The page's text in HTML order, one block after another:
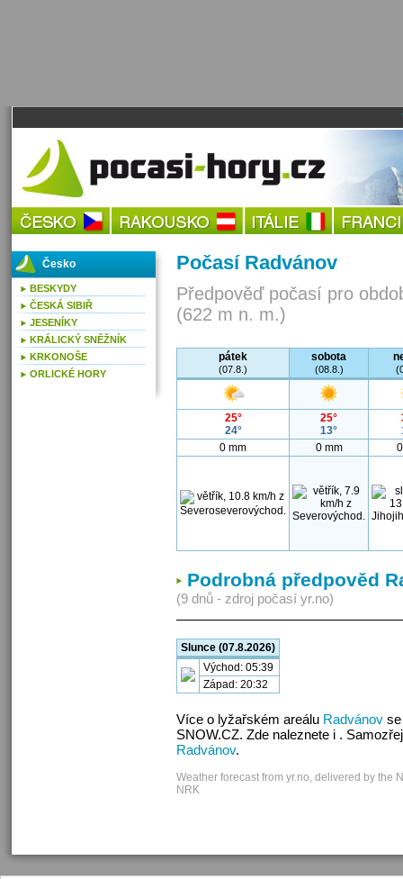
Počasí Radvánov
Předpověď počasí pro
(622 m n. m.)
pátek
(07.8.)
sobota
(08.8.)
25°
24°
25°
13°
0 mm
0 mm
Podrobná předpověd
(9 dnů - zdroj počasí yr.no)
Slunce (07.8.2026)
Východ: 05:39
Západ: 20:32
Více o lyžařském areálu Radvánov
SNOW.CZ. Zde naleznete i .
Radvánov.
Weather forecast from yr.no, delivered by the
NRK
Česko
BESKYDY
ČESKÁ SIBIŘ
JESENÍKY
KRÁLICKÝ SNĚŽNÍK
KRKONOŠE
ORLICKÉ HORY